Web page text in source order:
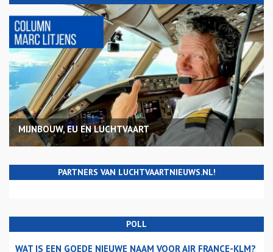
MIJNBOUW, EU EN LUCHTVAART
PARTNERS VAN LUCHTVAARTNIEUWS.NL!
POLL
WAT IS EEN GOEDE NIEUWE NAAM VOOR AIR FRANCE-KLM?